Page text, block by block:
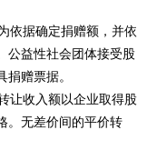
依据确定捐赠额，并依
公益性社会团体接受股
赠票据。
让收入额以企业取得股
。无差价间的平价转